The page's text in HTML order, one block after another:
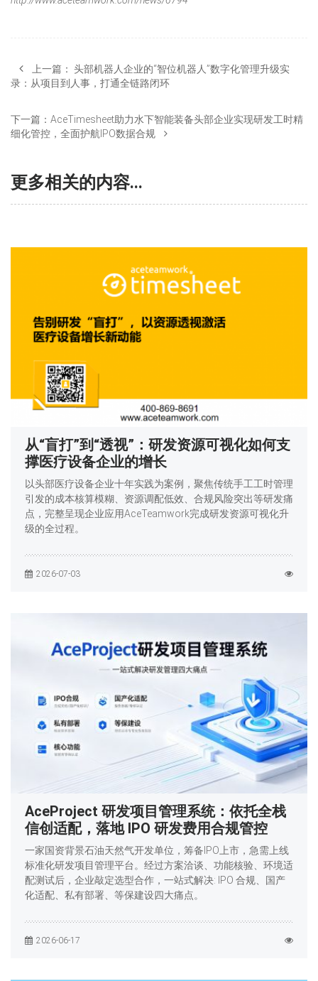
上一篇： 头部机器人企业的“智位机器人”数字化管理升级实
录：从项目到人事，打通全链路闭环
下一篇： AceTimesheet助力水下智能装备头部企业实现研发工时精
细化管控，全面护航IPO数据合规
更多相关的内容...
从“盲打”到“透视”：研发资源可视化如何支
撑医疗设备企业的增长
以头部医疗设备企业十年实践为案例，聚焦传统手工工时管理
引发的成本核算模糊、资源调配低效、合规风险突出等研发痛
点，完整呈现企业应用AceTeamwork完成研发资源可视化升
级的全过程。
2026-07-03
AceProject 研发项目管理系统：依托全栈
信创适配，落地 IPO 研发费用合规管控
一家国资背景石油天然气开发单位，筹备IPO上市，急需上线
标准化研发项目管理平台。经过方案洽谈、功能核验、环境适
配测试后，企业敲定选型合作，一站式解决: IPO 合规、国产
化适配、私有部署、等保建设四大痛点。
2026-06-17